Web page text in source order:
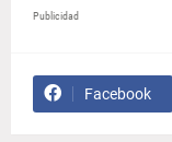
Publicidad
Facebook